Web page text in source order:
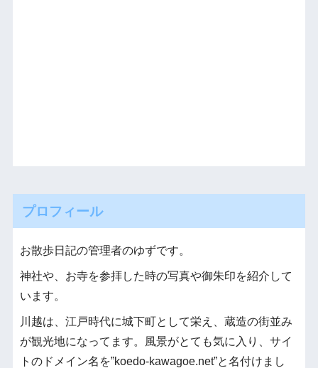
プロフィール
お散歩日記の管理者のゆずです。
神社や、お寺を参拝した時の写真や御朱印を紹介して
います。
川越は、江戸時代に城下町として栄え、蔵造の街並み
が観光地になってます。風景がとても気に入り、サイ
トのドメイン名を”koedo-kawagoe.net”と名付けまし